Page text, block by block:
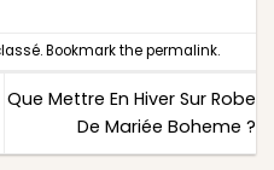
. Bookmark thepermalink.
Que Mettre En Hiver Sur Robe
De Mariée Boheme ?